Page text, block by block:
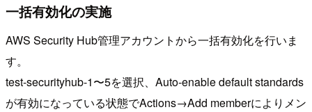
一括有効化の実施
AWS Security Hub管理アカウントから一括有効化を行いま
す。
test-securityhub-1〜5を選択、Auto-enable default standards
が有効になっている状態でActions→Add memberによりメン